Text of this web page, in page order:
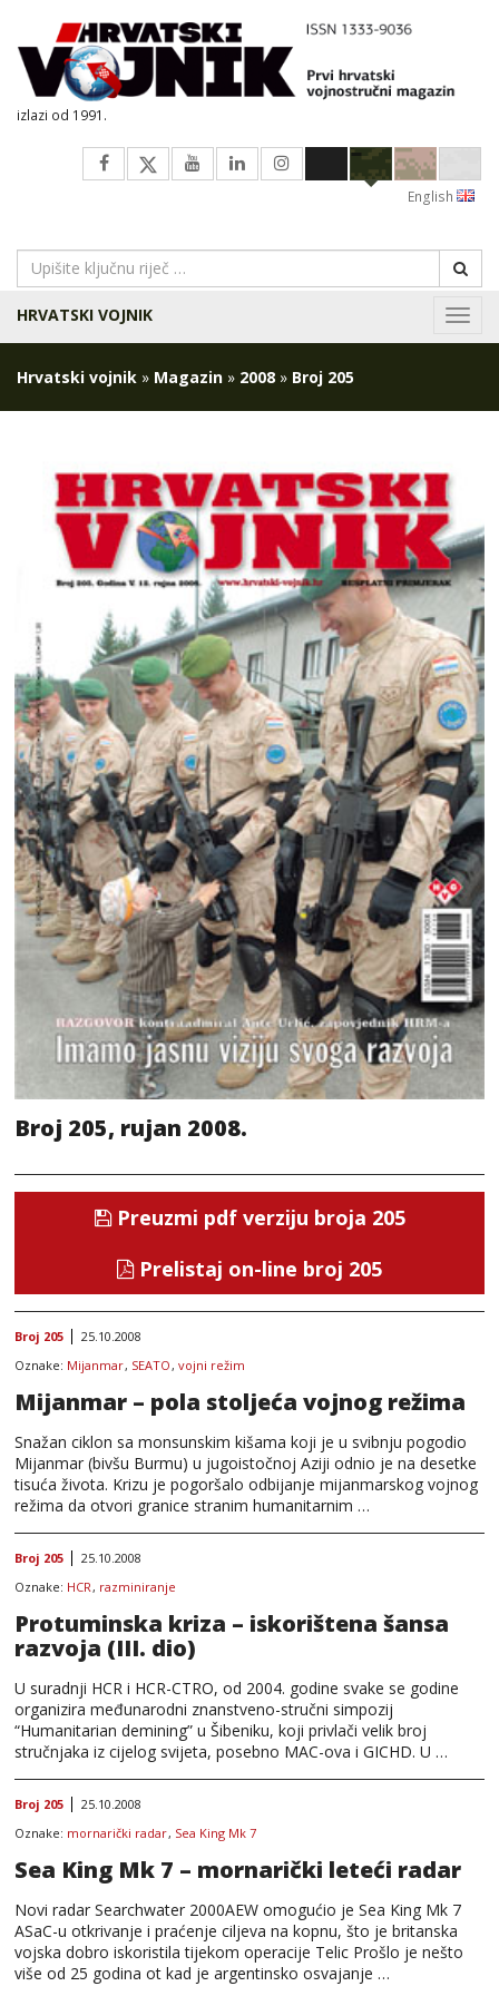
izlazi od 1991.
English
HRVATSKI VOJNIK
Hrvatski vojnik » Magazin » 2008 » Broj 205
Broj 205, rujan 2008.
Preuzmi pdf verziju broja 205
Prelistaj on-line broj 205
Broj 205
25.10.2008
Oznake: Mijanmar, SEATO, vojni režim
Mijanmar – pola stoljeća vojnog režima
Snažan ciklon sa monsunskim kišama koji je u svibnju pogodio
Mijanmar (bivšu Burmu) u jugoistočnoj Aziji odnio je na desetke
tisuća života. Krizu je pogoršalo odbijanje mijanmarskog vojnog
režima da otvori granice stranim humanitarnim …
Broj 205
25.10.2008
Oznake: HCR, razminiranje
Protuminska kriza – iskorištena šansa
razvoja (III. dio)
U suradnji HCR i HCR-CTRO, od 2004. godine svake se godine
organizira međunarodni znanstveno-stručni simpozij
“Humanitarian demining” u Šibeniku, koji privlači velik broj
stručnjaka iz cijelog svijeta, posebno MAC-ova i GICHD. U …
Broj 205
25.10.2008
Oznake: mornarički radar, Sea King Mk 7
Sea King Mk 7 – mornarički leteći radar
Novi radar Searchwater 2000AEW omogućio je Sea King Mk 7
ASaC-u otkrivanje i praćenje ciljeva na kopnu, što je britanska
vojska dobro iskoristila tijekom operacije Telic Prošlo je nešto
više od 25 godina ot kad je argentinsko osvajanje …